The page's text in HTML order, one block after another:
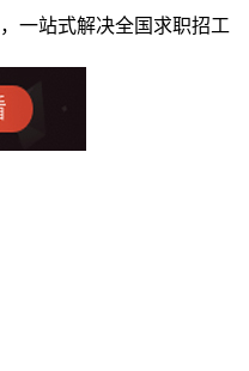
一站式解决全国求职招工